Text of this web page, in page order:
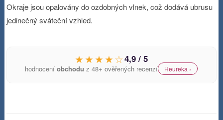
Okraje jsou opalovány do ozdobných vlnek, což dodává ubrusu
jedinečný sváteční vzhled.
★★★★☆4,9 / 5
hodnoceníobchodu z 48+ ověřených recenzí Heureka ›